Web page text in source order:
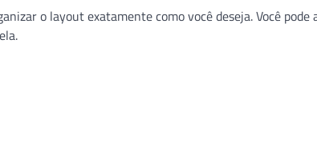
o layout exatamente como você deseja. Você pode